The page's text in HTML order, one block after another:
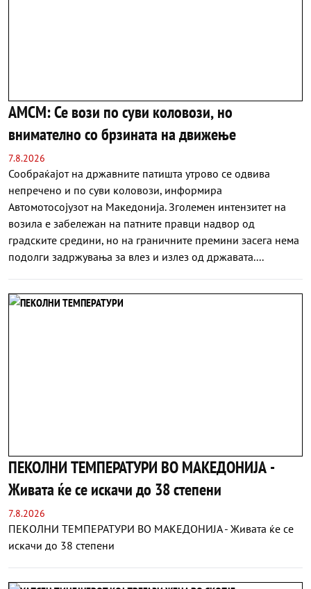
АМСМ: Се вози по суви коловози, но
внимателно со брзината на движење
7.8.2026
Сообраќајот на државните патишта утрово се одвива
непречено и по суви коловози, информира
Автомотосојузот на Македонија. Зголемен интензитет на
возила е забележан на патните правци надвор од
градските средини, но на граничните премини засега нема
подолги задржувања за влез и излез од државата....
ПЕКОЛНИ ТЕМПЕРАТУРИ ВО МАКЕДОНИЈА -
Живата ќе се искачи до 38 степени
7.8.2026
ПЕКОЛНИ ТЕМПЕРАТУРИ ВО МАКЕДОНИЈА - Живата ќе се
искачи до 38 степени